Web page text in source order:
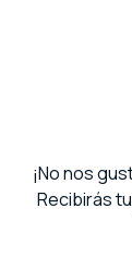
¡No nos
Recibirás